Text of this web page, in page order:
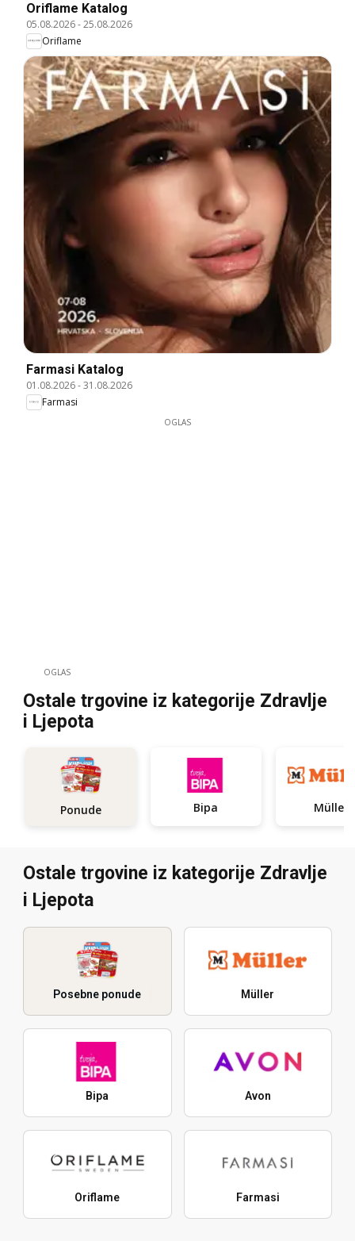
Oriflame Katalog
05.08.2026-25.08.2026
Oriflame
Farmasi Katalog
01.08.2026-31.08.2026
Farmasi
OGLAS
OGLAS
Ostale trgovine iz kategorije Zdravlje
i Ljepota
Ponude Bipa Müller
Ostale trgovine iz kategorije Zdravlje
i Ljepota
Posebne ponude Müller
Bipa Avon
Oriflame Farmasi